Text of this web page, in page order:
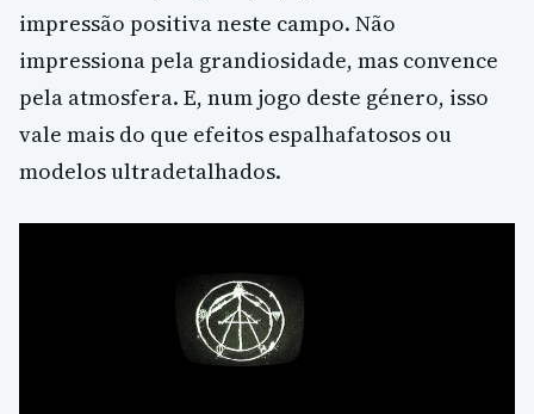
impressão positiva neste campo. Não
impressiona pela grandiosidade, mas convence
pela atmosfera. E, num jogo deste género, isso
vale mais do que efeitos espalhafatosos ou
modelos ultradetalhados.